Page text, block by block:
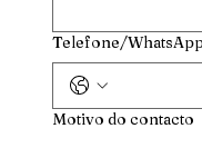
Telefone/
Motivo do contacto